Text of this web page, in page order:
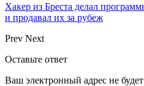
Хакер из Бреста делал
и продавал их за рубеж
Prev Next
Оставьте ответ
Ваш электронный адрес не